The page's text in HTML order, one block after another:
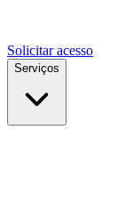
Solicitar acesso
Serviços